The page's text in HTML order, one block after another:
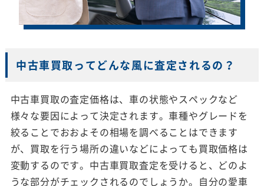
中古車買取ってどんな風に査定されるの？
中古車買取の査定価格は、車の状態やスペックなど
様々な要因によって決定されます。車種やグレードを
絞ることでおおよその相場を調べることはできます
が、買取を行う場所の違いなどによっても買取価格は
変動するのです。中古車買取査定を受けると、どのよ
うな部分がチェックされるのでしょうか。自分の愛車